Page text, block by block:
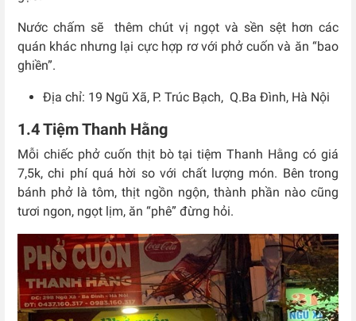
Nước chấm sẽ thêm chút vị ngọt và sền sệt hơn các
quán khác nhưng lại cực hợp rơ với phở cuốn và ăn “bao
ghiền”.
Địa chỉ: 19 Ngũ Xã, P. Trúc Bạch, Q.Ba Đình, Hà Nội
1.4 Tiệm Thanh Hằng
Mỗi chiếc phở cuốn thịt bò tại tiệm Thanh Hằng có giá
7,5k, chi phí quá hời so với chất lượng món. Bên trong
bánh phở là tôm, thịt ngồn ngộn, thành phần nào cũng
tươi ngon, ngọt lịm, ăn “phê” đừng hỏi.